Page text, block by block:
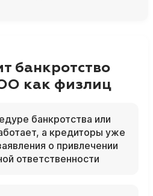
банкротство
как физлиц
банкротства или
а кредиторы уже
о привлечении
ответственности